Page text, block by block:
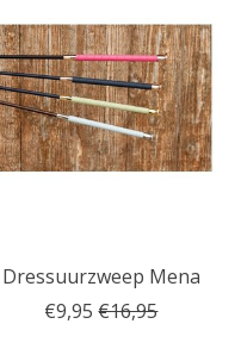
Dressuurzweep Mena
€9,95 €16,95